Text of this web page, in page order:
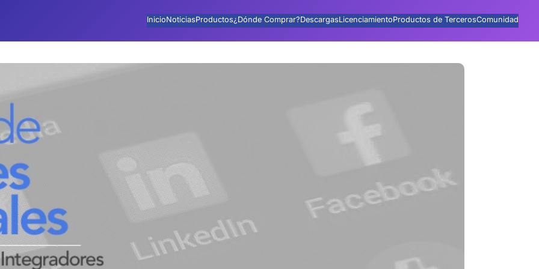
InicioNoticiasProductos¿Dónde Comprar?DescargasLicenciamientoProductos de TercerosComunidad